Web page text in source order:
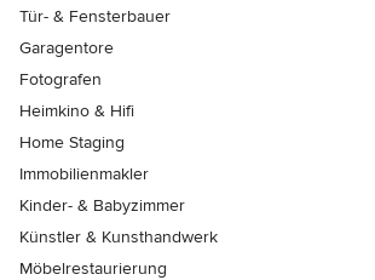
Tür- & Fensterbauer
Garagentore
Fotografen
Heimkino & Hifi
Home Staging
Immobilienmakler
Kinder- & Babyzimmer
Künstler & Kunsthandwerk
Möbelrestaurierung